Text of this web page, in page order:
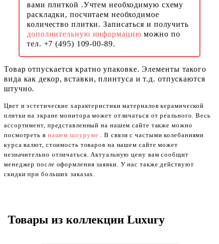
вами плиткой .Учтем необходимую схему
раскладки, посчитаем необходимое
количество плитки. Записаться и получить
дополнительную информациюможно по
тел. +7 (495) 109-00-89.
Товар отпускается кратно упаковке. Элементы такого
вида как декор, вставки, плинтуса и т.д. отпускаются
штучно.
Цвет и эстетические характеристики материалов керамической
плитки на экране монитора может отличаться от реального. Весь
ассортимент, представленный на нашем сайте также можно
посмотреть в нашем шоуруме . В связи с частыми колебаниями
курса валют, стоимость товаров на нашем сайте может
незначительно отличаться. Актуальную цену вам сообщит
менеджер после оформления заявки. У нас также действуют
скидки при больших заказах.
Товары из коллекции Luxury